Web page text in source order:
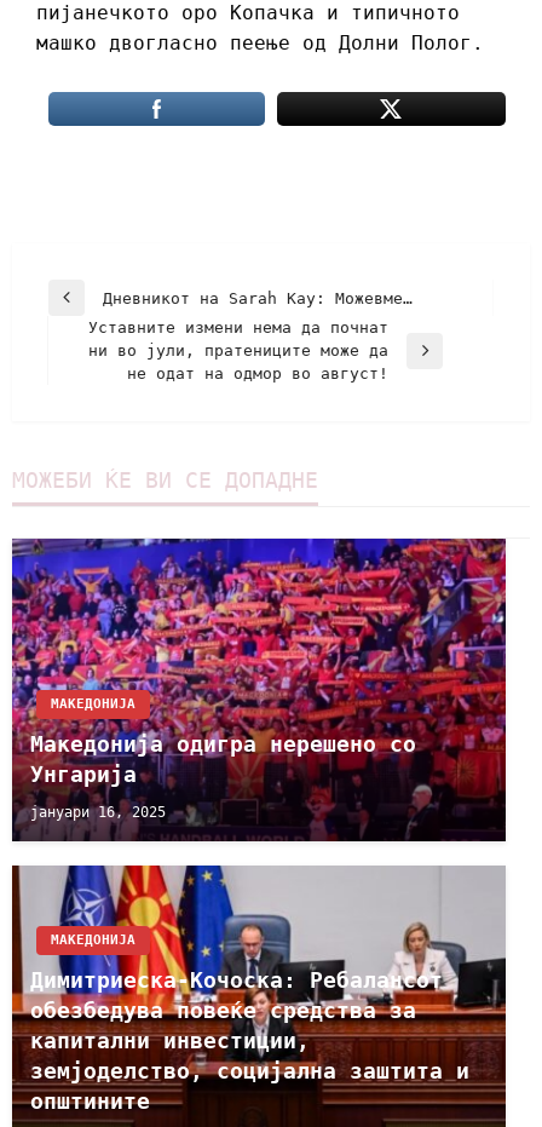
пијанечкото оро Копачка и типичното
машко двогласно пеење од Долни Полог.
Дневникот на Sarah Kay: Можевме…
Уставните измени нема да почнат
ни во јули, пратениците може да
не одат на одмор во август!
МОЖЕБИ ЌЕ ВИ СЕ ДОПАДНЕ
МАКЕДОНИЈА
Maкедонија одигра нерешено со
Унгарија
јануари 16, 2025
МАКЕДОНИЈА
Димитриеска-Кочоска: Ребалансот
обезбедува повеќе средства за
капитални инвестиции,
земјоделство, социјална заштита и
општините